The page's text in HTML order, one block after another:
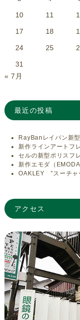
10 11
17 18
24 25
31
« 7月
最近の投稿
RayBanレイバン新
新作ラインアートフ
セルの新型ポリスフ
新作エモダ（
OAKLEY ”スーチャ
アクセス